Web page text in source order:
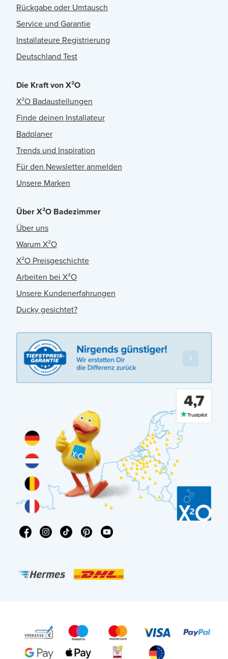
Rückgabe oder Umtausch
Service und Garantie
Installateure Registrierung
Deutschland Test
Die Kraft von X²O
X²O Badaustellungen
Finde deinen Installateur
Badplaner
Trends und Inspiration
Für den Newsletter anmelden
Unsere Marken
Über X²O Badezimmer
Über uns
Warum X²O
X²O Preisgeschichte
Arbeiten bei X²O
Unsere Kundenerfahrungen
Ducky gesichtet?